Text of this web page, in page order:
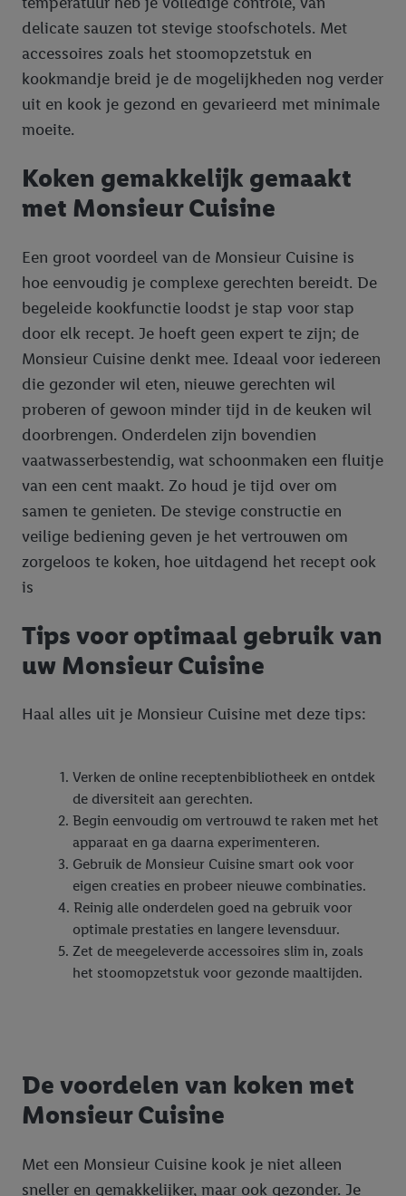
delicate sauzen tot stevige stoofschotels. Met
accessoires zoals het stoomopzetstuk en
kookmandje breid je de mogelijkheden nog verder
uit en kook je gezond en gevarieerd met minimale
moeite.
Koken gemakkelijk gemaakt
met Monsieur Cuisine
Een groot voordeel van de Monsieur Cuisine is
hoe eenvoudig je complexe gerechten bereidt. De
begeleide kookfunctie loodst je stap voor stap
door elk recept. Je hoeft geen expert te zijn; de
Monsieur Cuisine denkt mee. Ideaal voor iedereen
die gezonder wil eten, nieuwe gerechten wil
proberen of gewoon minder tijd in de keuken wil
doorbrengen. Onderdelen zijn bovendien
vaatwasserbestendig, wat schoonmaken een fluitje
van een cent maakt. Zo houd je tijd over om
samen te genieten. De stevige constructie en
veilige bediening geven je het vertrouwen om
zorgeloos te koken, hoe uitdagend het recept ook
is
Tips voor optimaal gebruik van
uw Monsieur Cuisine
Haal alles uit je Monsieur Cuisine met deze tips:
Verken de online receptenbibliotheek en ontdek
de diversiteit aan gerechten.
Begin eenvoudig om vertrouwd te raken met het
apparaat en ga daarna experimenteren.
Gebruik de Monsieur Cuisine smart ook voor
eigen creaties en probeer nieuwe combinaties.
Reinig alle onderdelen goed na gebruik voor
optimale prestaties en langere levensduur.
Zet de meegeleverde accessoires slim in, zoals
het stoomopzetstuk voor gezonde maaltijden.
De voordelen van koken met
Monsieur Cuisine
Met een Monsieur Cuisine kook je niet alleen
sneller en gemakkelijker, maar ook gezonder. Je